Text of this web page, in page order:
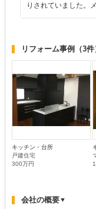
りされていました。
リフォーム事例 （3件
キッチン・台所
戸建住宅
300万円
会社の概要▼